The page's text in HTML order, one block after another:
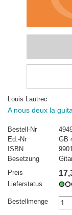
Louis Lautrec
A nous deux la
Bestell-Nr
Ed.-Nr
GB
ISBN
Besetzung
Preis
Lieferstatus
Bestellmenge